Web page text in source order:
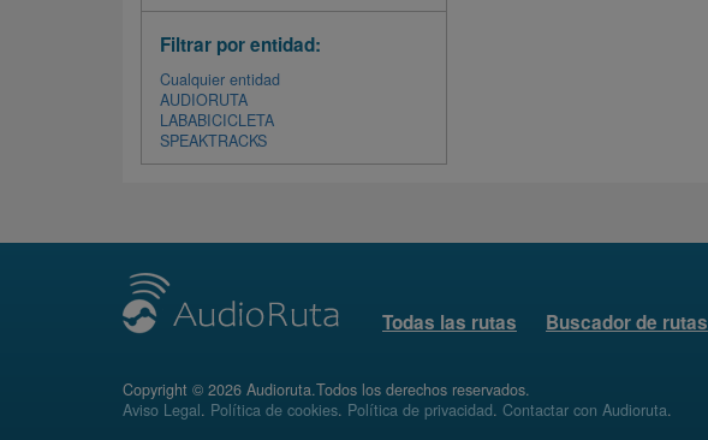
Filtrar por entidad:
Cualquier entidad
AUDIORUTA
LABABICICLETA
SPEAKTRACKS
Todas las rutas Buscador de rutas
Copyright © 2026 Audioruta.Todos los derechos reservados.
Aviso Legal. Política de cookies. Política de privacidad. Contactar con Audioruta.